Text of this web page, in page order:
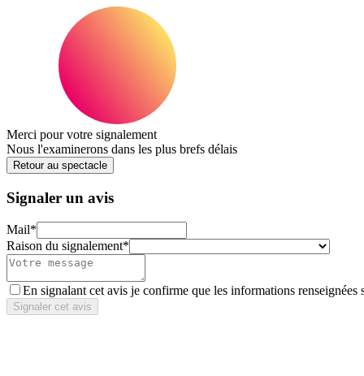
Merci pour votre signalement
Nous l'examinerons dans les plus brefs délais
Retour au spectacle
Signaler un avis
Mail*
Raison du signalement*
En signalant cet avis je confirme que les informations renseignées
Signaler cet avis